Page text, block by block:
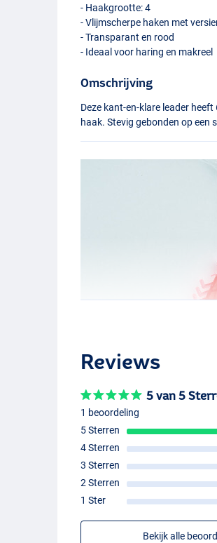
- Haakgrootte: 4
- Vlijmscherpe haken met
- Transparant en rood
- Ideaal voor haring en makreel
Omschrijving
Deze kant-en-klare leader
haak. Stevig gebonden op een
Reviews
5 van 5
1 beoordeling
5 Sterren
4 Sterren
3 Sterren
2 Sterren
1 Ster
Bekijk alle